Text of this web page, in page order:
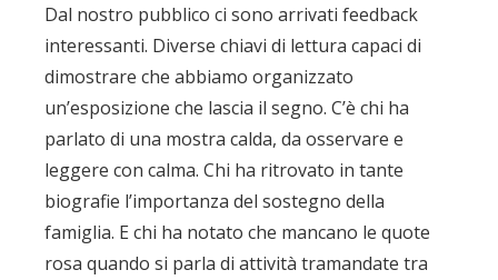
Dal nostro pubblico ci sono arrivati feedback
interessanti. Diverse chiavi di lettura capaci di
dimostrare che abbiamo organizzato
un’esposizione che lascia il segno. C’è chi ha
parlato di una mostra calda, da osservare e
leggere con calma. Chi ha ritrovato in tante
biografie l’importanza del sostegno della
famiglia. E chi ha notato che mancano le quote
rosa quando si parla di attività tramandate tra